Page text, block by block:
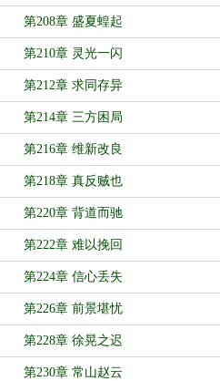
第208章 盛夏蝗起
第210章 灵光一闪
第212章 求同存异
第214章 三方困局
第216章 维新改良
第218章 真反贼也
第220章 背道而驰
第222章 难以挽回
第224章 信心丢失
第226章 前景堪忧
第228章 徐晃之迟
第230章 常山赵云